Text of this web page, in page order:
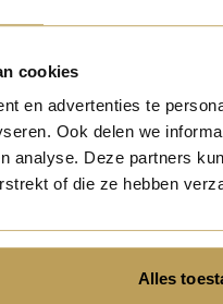
cookies
en advertenties te
Ook delen we
analyse. Deze partners
of die ze hebben
Alles